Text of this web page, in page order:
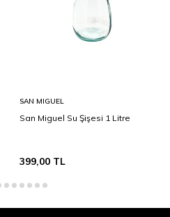
SAN MIGUEL
San Miguel Su Şişesi 1 Litre
399,00TL